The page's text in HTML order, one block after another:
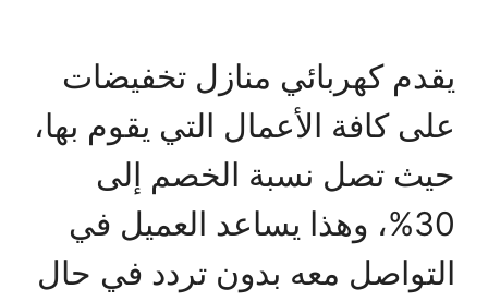
يقدم كهربائي منازل تخفيضات
على كافة الأعمال التي يقوم بها،
حيث تصل نسبة الخصم إلى
30%، وهذا يساعد العميل في
التواصل معه بدون تردد في حال